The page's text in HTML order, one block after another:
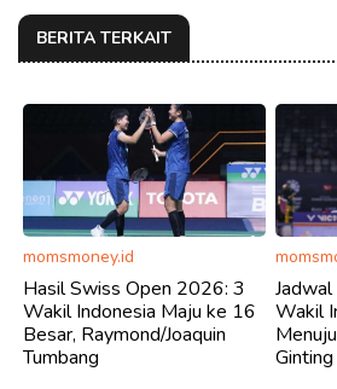
BERITA TERKAIT
momsmoney.id
Hasil Swiss Open 2026: 3
Wakil Indonesia Maju ke 16
Besar, Raymond/Joaquin
Tumbang
Wakil
Ginting